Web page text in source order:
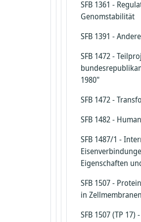
Design
Elemente
Spektroskopie
Synthetische
SFB 1361 -
Genomstabilität
SFB 1391 -
SFB 1472 -
1980"
SFB 1472 -
SFB 1482 -
SFB 1487/1 -
Eigenschaften
SFB 1507 -
in Zellmembranen
SFB 1507 (TP